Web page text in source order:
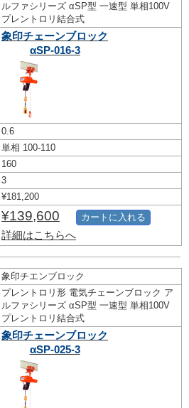
ルファシリーズ αSP型 一速型 単相100V
プレントロリ結合式
象印チェーンブロック
αSP-016-3
0.6
単相 100-110
160
3
¥181,200
¥139,600
詳細はこちらへ
カートに入れる
象印チエンブロック
プレントロリ形 電気チェーンブロック ア
ルファシリーズ αSP型 一速型 単相100V
プレントロリ結合式
象印チェーンブロック
αSP-025-3